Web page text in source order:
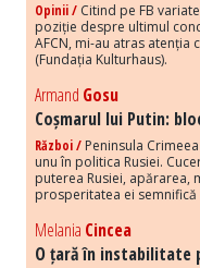
Opinii / Citind pe FB
poziție despre ultimul
AFCN, mi-au atras atenția
(Fundația Kulturhaus).
Armand Gosu
Coșmarul lui Putin:
Război / Peninsula
unu în politica Rusiei.
puterea Rusiei, apărarea,
prosperitatea ei
Melania Cincea
O țară în instabilitate